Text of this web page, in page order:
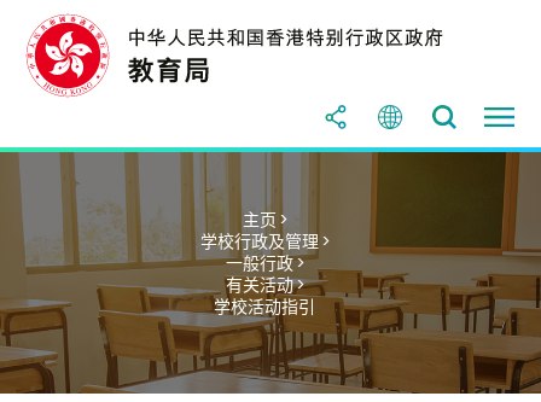
主页 >
学校行政及管理 >
一般行政 >
有关活动 >
学校活动指引